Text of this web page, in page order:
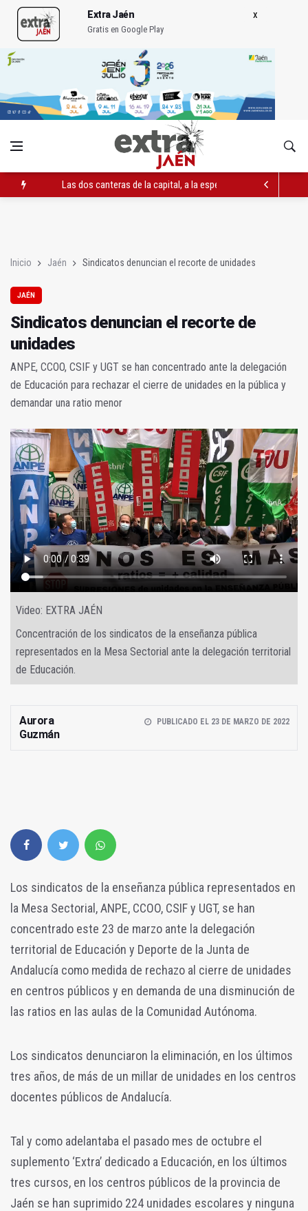
Extra Jaén
Gratis en Google Play
Las dos canteras de la capital, a la espera de que se restaure
Inicio Jaén Sindicatos denuncian el recorte de unidades
JAÉN
Sindicatos denuncian el recorte de
unidades
ANPE, CCOO, CSIF y UGT se han concentrado ante la delegación
de Educación para rechazar el cierre de unidades en la pública y
demandar una ratio menor
Video: EXTRA JAÉN
Concentración de los sindicatos de la enseñanza pública
representados en la Mesa Sectorial ante la delegación territorial
de Educación.
Aurora
Guzmán
PUBLICADO EL 23 DE MARZO DE 2022
Los sindicatos de la enseñanza pública representados en
la Mesa Sectorial, ANPE, CCOO, CSIF y UGT, se han
concentrado este 23 de marzo ante la delegación
territorial de Educación y Deporte de la Junta de
Andalucía como medida de rechazo al cierre de unidades
en centros públicos y en demanda de una disminución de
las ratios en las aulas de la Comunidad Autónoma.
Los sindicatos denunciaron la eliminación, en los últimos
tres años, de más de un millar de unidades en los centros
docentes públicos de Andalucía.
Tal y como adelantaba el pasado mes de octubre el
suplemento ‘Extra’ dedicado a Educación, en los últimos
tres cursos, en los centros públicos de la provincia de
Jaén se han suprimido 224 unidades escolares y ninguna